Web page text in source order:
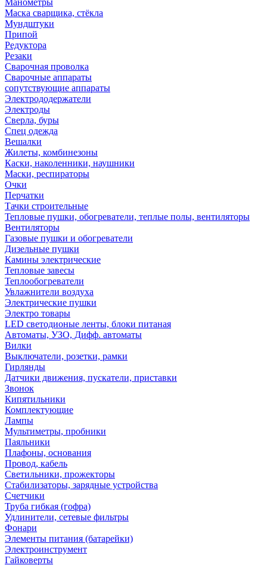
Манометры
Маска сварщика, стёкла
Мундштуки
Припой
Редуктора
Резаки
Сварочная проволка
Сварочные аппараты
сопутствующие аппараты
Электрододержатели
Электроды
Сверла, буры
Спец одежда
Вешалки
Жилеты, комбинезоны
Каски, наколенники, наушники
Маски, респираторы
Очки
Перчатки
Тачки строительные
Тепловые пушки, обогреватели, теплые полы, вентиляторы
Вентиляторы
Газовые пушки и обогреватели
Дизельные пушки
Камины электрические
Тепловые завесы
Теплообогреватели
Увлажнители воздуха
Электрические пушки
Электро товары
LED светодионые ленты, блоки питаная
Автоматы, УЗО, Дифф. автоматы
Вилки
Выключатели, розетки, рамки
Гирлянды
Датчики движения, пускатели, приставки
Звонок
Кипятильники
Комплектующие
Лампы
Мультиметры, пробники
Паяльники
Плафоны, основания
Провод, кабель
Светильники, прожекторы
Стабилизаторы, зарядные устройства
Счетчики
Труба гибкая (гофра)
Удлинители, сетевые фильтры
Фонари
Элементы питания (батарейки)
Электроинструмент
Гайковерты